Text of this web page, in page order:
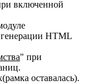
включенной
HTML
" при
оставалась).